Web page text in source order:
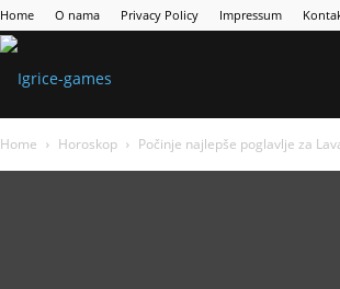
Home O nama Privacy Policy Impressum
Home Horoskop Počinje najlepše poglavlje za